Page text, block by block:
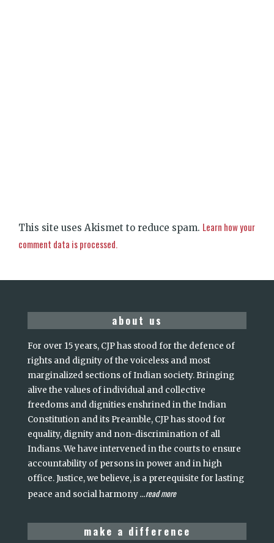
This site uses Akismet to reduce spam. Learn how your
comment data is processed.
about us
For over 15 years, CJP has stood for the defence of
rights and dignity of the voiceless and most
marginalized sections of Indian society. Bringing
alive the values of individual and collective
freedoms and dignities enshrined in the Indian
Constitution and its Preamble, CJP has stood for
equality, dignity and non-discrimination of all
Indians. We have intervened in the courts to ensure
accountability of persons in power and in high
office. Justice, we believe, is a prerequisite for lasting
peace and social harmony...read more
make a difference